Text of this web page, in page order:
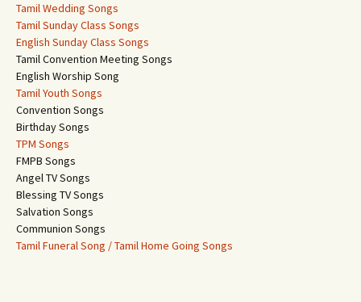
Tamil Wedding Songs
Tamil Sunday Class Songs
English Sunday Class Songs
Tamil Convention Meeting Songs
English Worship Song
Tamil Youth Songs
Convention Songs
Birthday Songs
TPM Songs
FMPB Songs
Angel TV Songs
Blessing TV Songs
Salvation Songs
Communion Songs
Tamil Funeral Song / Tamil Home Going Songs